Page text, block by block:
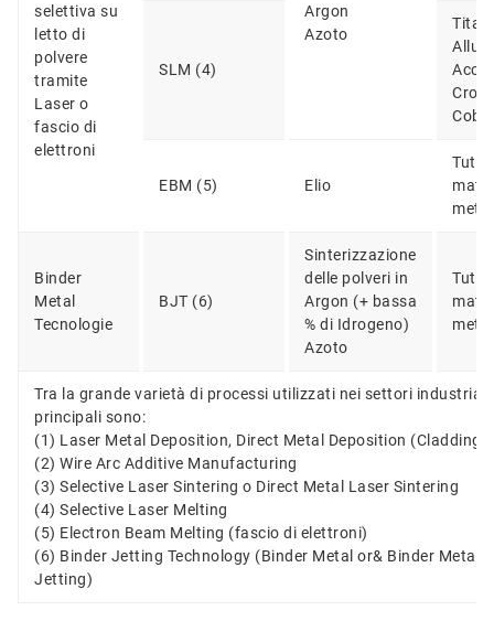
selettiva su
letto di
polvere
tramite
Laser o
fascio di
elettroni
Argon
Azoto
SLM (4)
EBM (5) Elio
Tutti i
Binder
Metal
Tecnologie
BJT (6)
Sinterizzazione
delle polveri in
Argon (+ bassa
% di Idrogeno)
Azoto
Tutti i
Tra la grande varietà di processi utilizzati nei settori
principali sono:
(1) Laser Metal Deposition, Direct Metal Deposition (Cladding)
(2) Wire Arc Additive Manufacturing
(3) Selective Laser Sintering o Direct Metal Laser Sintering
(4) Selective Laser Melting
(5) Electron Beam Melting (fascio di elettroni)
(6) Binder Jetting Technology (Binder Metal or& Binder Metal
Jetting)